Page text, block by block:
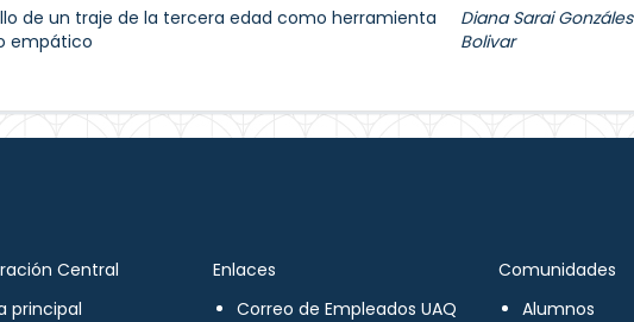
de un traje de la tercera edad como herramienta
empático
Diana Sarai Gonzáles
Bolivar
Central
principal
Enlaces
Correo de Empleados UAQ
Comunidades
Alumnos